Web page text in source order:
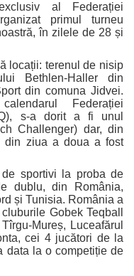
al Federației
primul turneu
în zilele de 28 și
locații: terenul de nisip
Bethlen-Haller din
din comuna Jidvei.
Federației
s-a dorit a fi unul
Challenger) dar, din
din ziua a doua a fost
sportivi la proba de
dublu, din România,
și Tunisia. România a
Gobek Teqball
Mureș, Luceafărul
cei 4 jucători de la
data la o competiție de